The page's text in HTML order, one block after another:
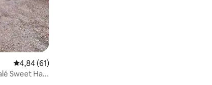
Durchschnittliche Bewertung: 4,84 von 5, 61 Bewertungen
4,84 (61)
Sweet Halé